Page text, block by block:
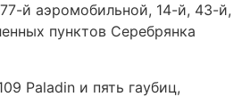
й аэромобильной, 14-й, 43-й,
пунктов Серебрянка
Paladin и пять гаубиц,